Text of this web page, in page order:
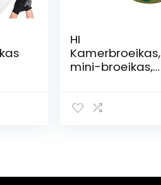
HI
Kamerbroeikas,
mini-broeikas,
kweekbed